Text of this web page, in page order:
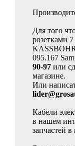
Для того
розетками
095.167
90-97 или
магазине.
Или
Кабели
в нашем
запчастей